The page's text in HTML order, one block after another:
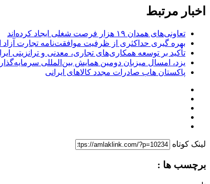
اخبار مرتبط
تعاونی‌های همدان ۱۹ هزار فرصت شغلی ایجاد کرده‌اند
بهره گیری حداکثری از ظرفیت موافقت‌نامه تجارت آزاد
تأکید بر توسعه همکاری‌های تجاری، معدنی و ترانزیتی
یزد، امسال میزبان دومین همایش بین‌المللی
پاکستان هاب صادرات مجدد کالاهای ایرانی
لینک کوتاه
برچسب ها :